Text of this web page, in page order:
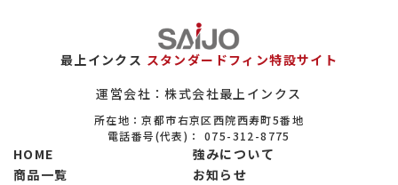
保全（メンテナンス）市場について
ヒートシンクについて
設備系商社について
大学・公的研究機関の実験設備について
最上インクス スタンダードフィン特設サイト
運営会社：株式会社最上インクス
所在地：京都市右京区西院西寿町5番地
電話番号(代表)：075-312-8775
HOME
強みについて
商品一覧
お知らせ